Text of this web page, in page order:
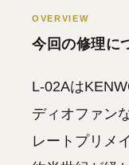
OVERVIEW
今回の修理に
L-02Aは
ディオファン
レートプリメ